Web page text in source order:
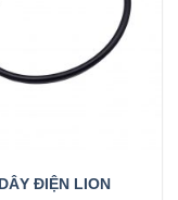
DÂY ĐIỆN LION